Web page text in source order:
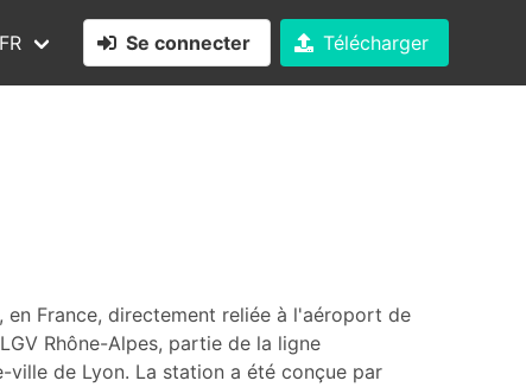
FR Se connecter Télécharger
en France, directement reliée à l'aéroport de
Rhône-Alpes, partie de la ligne
ville de Lyon. La station a été conçue par